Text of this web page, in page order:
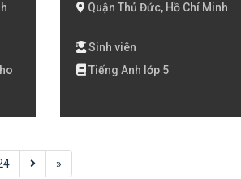
Quận Thủ Đức, Hồ Chí Minh
Sinh viên
Tiếng Anh lớp 5
»